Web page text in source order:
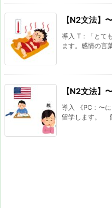
【N2文法】
導入 T：「とて
ます。感情の言
【N2文法】
導入 《PC：〜
留学します。